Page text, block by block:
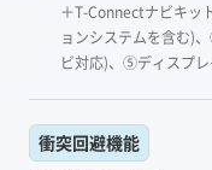
＋T-Connectナビキッ
ョンシステムを含む)
ビ対応)、⑤ディスプ
衝突回避機能